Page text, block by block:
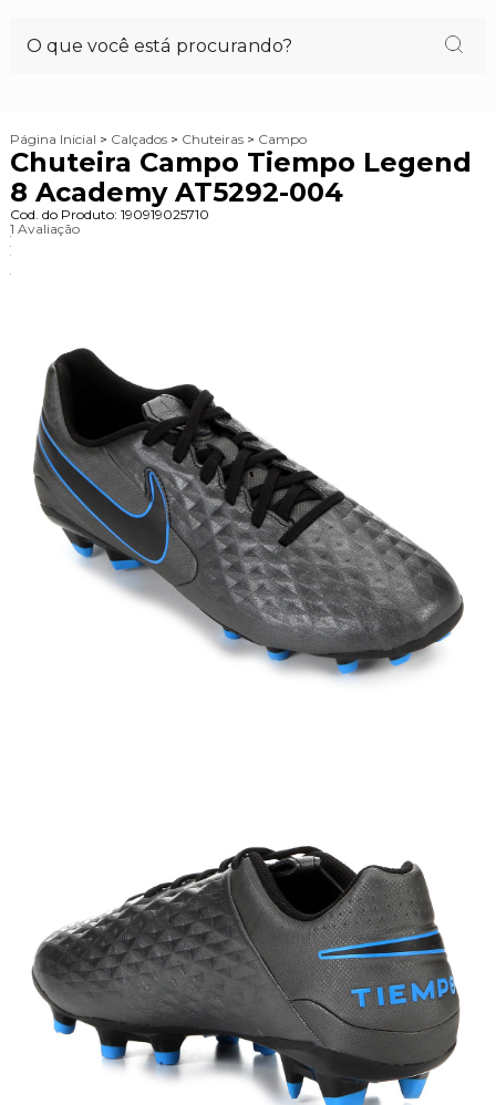
Página Inicial > Calçados > Chuteiras > Campo
Chuteira Campo Tiempo Legend
8 Academy AT5292-004
Cod. do Produto: 190919025710
1 Avaliação